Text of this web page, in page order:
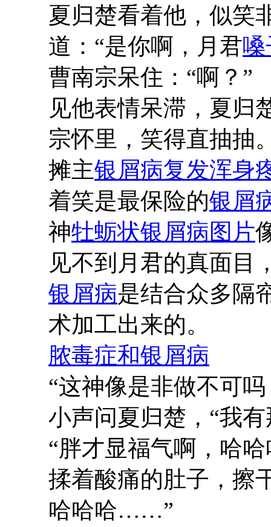
夏归楚看着他，似笑
道：“是你啊，月君
曹南宗呆住：“啊？”
见他表情呆滞，夏归
宗怀里，笑得直抽抽
摊主银屑病复发浑身
着笑是最保险的银屑
神牡蛎状银屑病图片
见不到月君的真面目
银屑病是结合众多隔
术加工出来的。
脓毒症和银屑病
“这神像是非做不可
小声问夏归楚，“我
“胖才显福气啊，哈
揉着酸痛的肚子，擦
哈哈哈……”